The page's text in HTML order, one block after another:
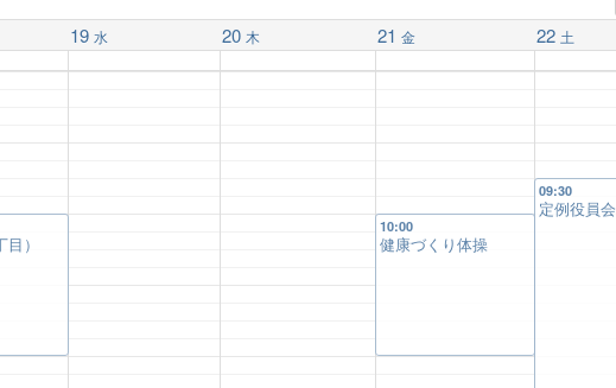
19 水 20 木 21 金 22 土
）
10:00
健康づくり体操
09:30
定例役員会